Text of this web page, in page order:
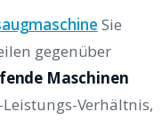
Sie
gegenüber
Maschinen
Verhältnis,